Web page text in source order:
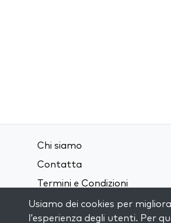
Chi siamo
Contatta
Termini e Condizioni
Privacy Policy
Usiamo dei cookies per
l’esperienza degli utenti. Per